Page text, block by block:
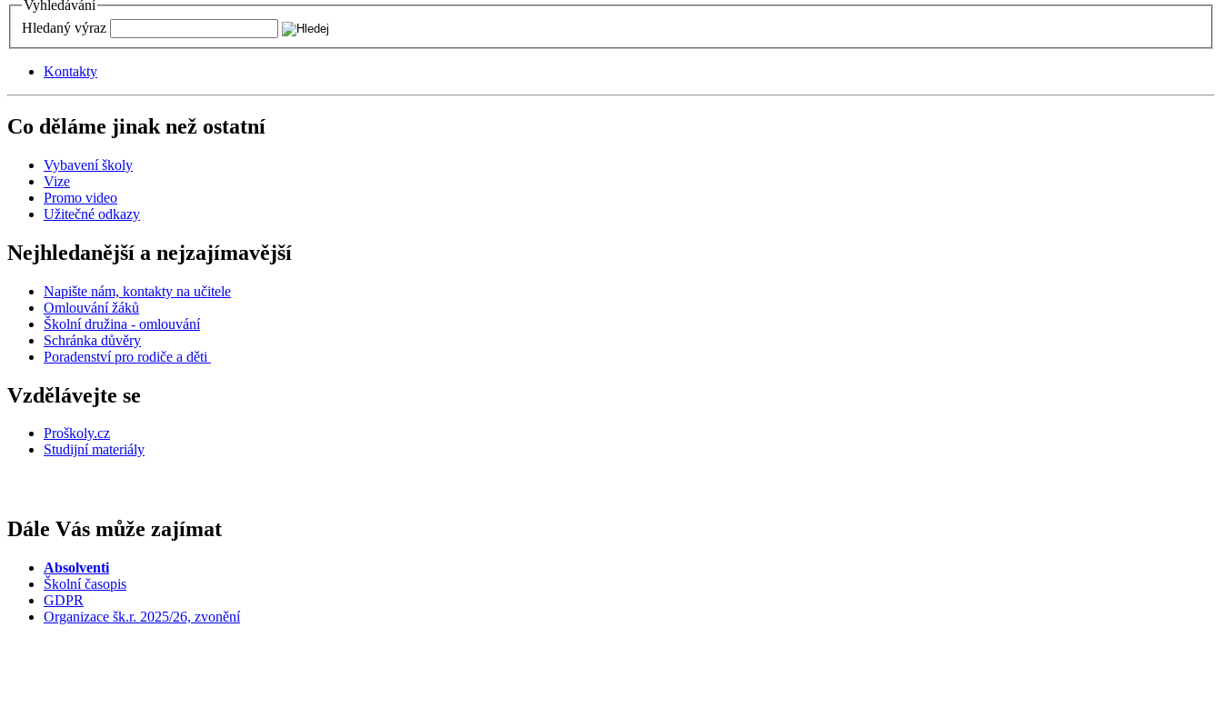
Vyhledávání
Hledaný výraz
Kontakty
Co děláme jinak než ostatní
Vybavení školy
Vize
Promo video
Užitečné odkazy
Nejhledanější a nejzajímavější
Napište nám, kontakty na učitele
Omlouvání žáků
Školní družina - omlouvání
Schránka důvěry
Poradenství pro rodiče a děti
Vzdělávejte se
Proškoly.cz
Studijní materiály
Dále Vás může zajímat
Absolventi
Školní časopis
GDPR
Organizace šk.r. 2025/26, zvonění